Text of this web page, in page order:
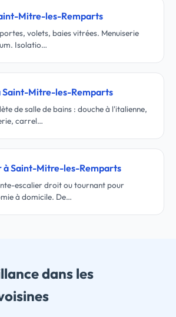
Mitre-les-Remparts
volets, baies vitrées. Menuiserie
Isolatio…
Saint-Mitre-les-Remparts
de salle de bains : douche à l'italienne,
carrel…
à Saint-Mitre-les-Remparts
escalier droit ou tournant pour
à domicile. De…
dans les